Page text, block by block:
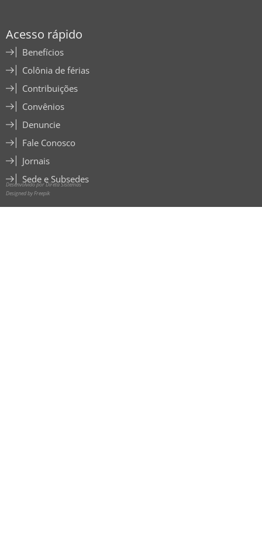
Acesso rápido
Benefícios
Colônia de férias
Contribuições
Convênios
Denuncie
Fale Conosco
Jornais
Sede e Subsedes
Desenvolvido por Direta Sistemas
Designed by Freepik